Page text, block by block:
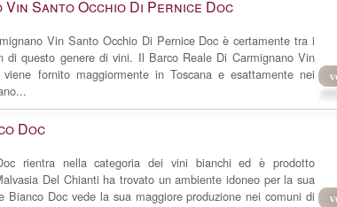
Santo Occhio Di Pernice Doc
Vin Santo Occhio Di Pernice Doc è certamente tra i
di questo genere di vini. Il Barco Reale Di Carmignano Vin
fornito maggiormente in Toscana e esattamente nei
Doc
rientra nella categoria dei vini bianchi ed è prodotto
Del Chianti ha trovato un ambiente idoneo per la sua
Bianco Doc vede la sua maggiore produzione nei comuni di